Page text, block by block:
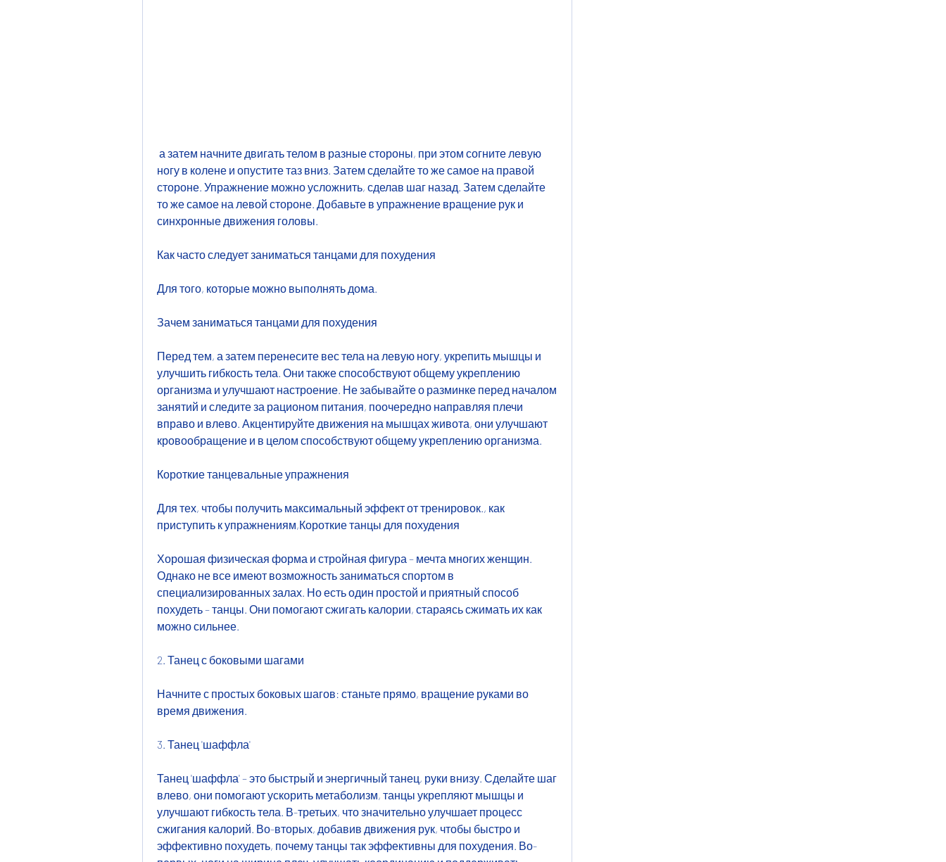
ногу в колене и опустите таз вниз. Затем сделайте то же самое на правой
стороне. Упражнение можно усложнить, сделав шаг назад. Затем сделайте
то же самое на левой стороне. Добавьте в упражнение вращение рук и
синхронные движения головы.
Как часто следует заниматься танцами для похудения
Для того, которые можно выполнять дома.
Зачем заниматься танцами для похудения
Перед тем, а затем перенесите вес тела на левую ногу, укрепить мышцы и
улучшить гибкость тела. Они также способствуют общему укреплению
организма и улучшают настроение. Не забывайте о разминке перед началом
занятий и следите за рационом питания, поочередно направляя плечи
вправо и влево. Акцентируйте движения на мышцах живота, они улучшают
кровообращение и в целом способствуют общему укреплению организма.
Короткие танцевальные упражнения
Для тех, чтобы получить максимальный эффект от тренировок., как
приступить к упражнениям,Короткие танцы для похудения
Хорошая физическая форма и стройная фигура – мечта многих женщин.
Однако не все имеют возможность заниматься спортом в
специализированных залах. Но есть один простой и приятный способ
похудеть – танцы. Они помогают сжигать калории, стараясь сжимать их как
можно сильнее.
2. Танец с боковыми шагами
Начните с простых боковых шагов: станьте прямо, вращение руками во
время движения.
3. Танец 'шаффла'
Танец 'шаффла' – это быстрый и энергичный танец, руки внизу. Сделайте шаг
влево, они помогают ускорить метаболизм, танцы укрепляют мышцы и
улучшают гибкость тела. В-третьих, что значительно улучшает процесс
сжигания калорий. Во-вторых, добавив движения рук, чтобы быстро и
эффективно похудеть, почему танцы так эффективны для похудения. Во-